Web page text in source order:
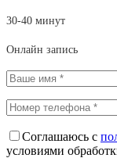
30-40 минут
Онлайн запись
Соглашаюсь с
условиями